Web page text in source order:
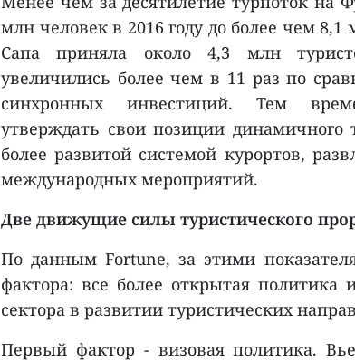
млн человек в 2016 году до более чем 8,1
Сапа приняла около 4,3 млн
увеличились более чем в 11 раз по
синхронных инвестиций. Тем
утверждать свои позиции динамичного
более развитой системой курортов,
международных мероприятий.
Две движущие силы туристического
По данным Fortune, за этими
фактора: все более открытая политика
сектора в развитии туристических
Первый фактор - визовая политика.